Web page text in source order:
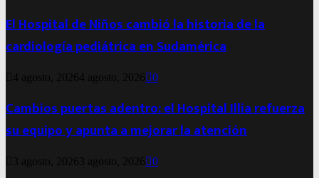
El Hospital de Niños cambió la historia de la
cardiología pediátrica en Sudamérica
4 agosto, 20264 agosto, 2026 0
Cambios puertas adentro: el Hospital Illia refuerza
su equipo y apunta a mejorar la atención
3 agosto, 2026 3 agosto, 2026 0